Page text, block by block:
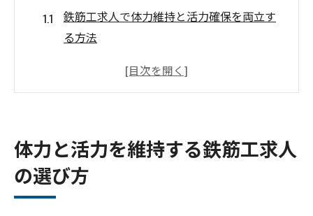
鉄筋工求人で体力維持と活力確保を両立す
る方法
働きやすい鉄筋工求人を選ぶためのポイン
活力を保ちながら長く働ける鉄筋工求人を
探すコツ
体力と活力を維持する鉄筋工求人
の選び方